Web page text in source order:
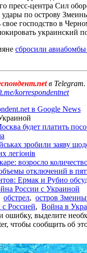
пресс-центра Сил
по острову
свое господство в
украинский
сбросили авиабомбы
в
korrespondentnet
в Google News
будет платить
зробили заяву щодо
легіонів
возросло
отключений в
Ермак и Рубио
России с Украиной
обстрел, остров
Россией, Война в
ошибку, выделите
чтобы сообщить об